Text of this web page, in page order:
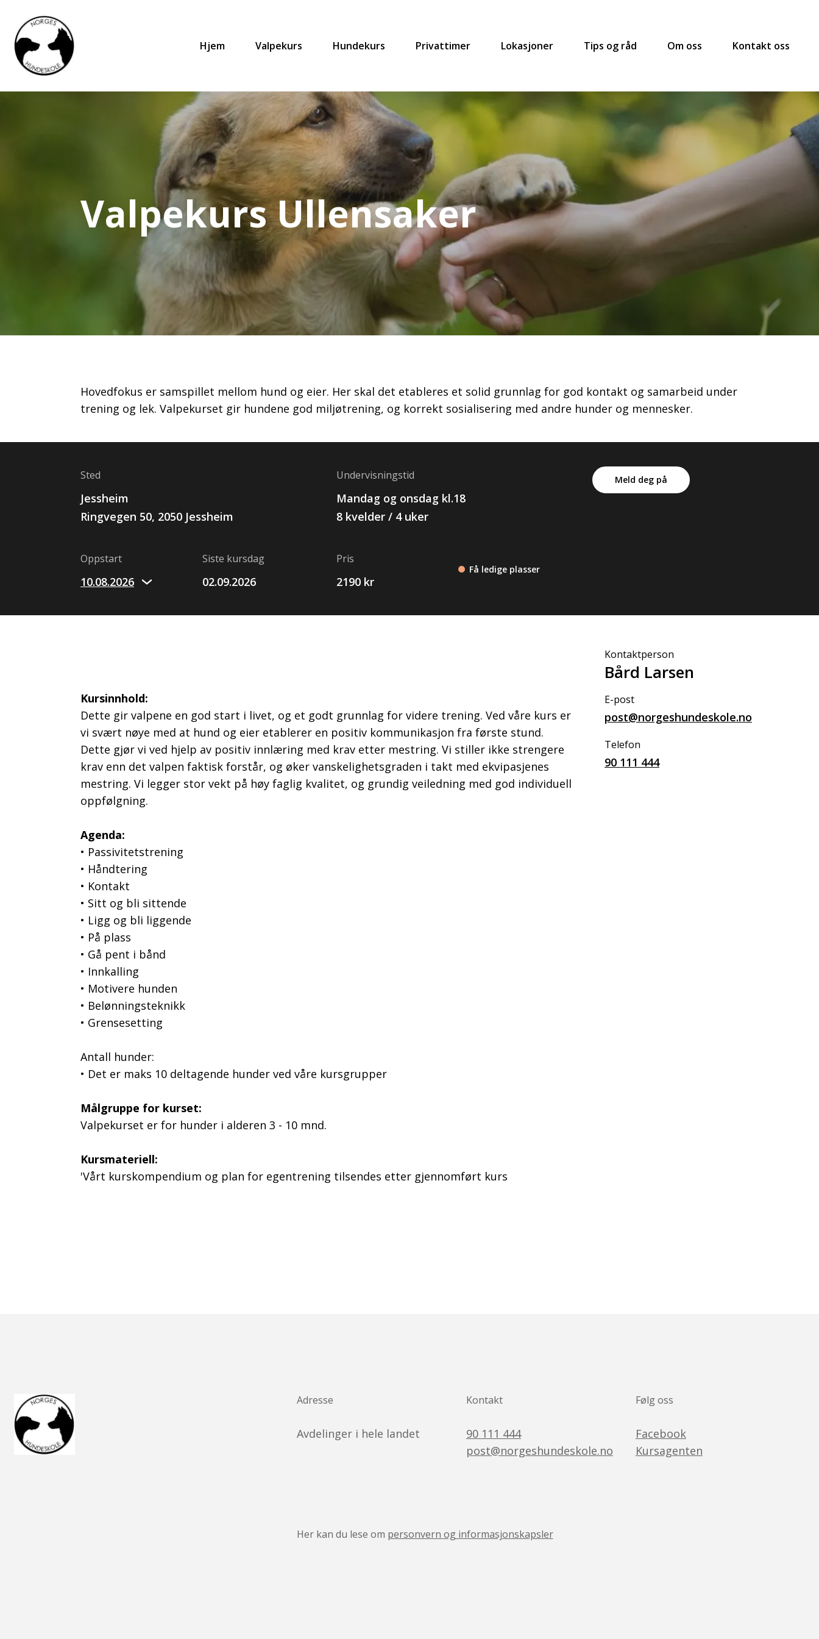
Hjem Valpekurs Hundekurs Privattimer Lokasjoner Tips og råd Om oss Kontakt oss
Valpekurs Ullensaker
Hovedfokus er samspillet mellom hund og eier. Her skal det etableres et solid grunnlag for god kontakt og samarbeid under
trening og lek. Valpekurset gir hundene god miljøtrening, og korrekt sosialisering med andre hunder og mennesker.
Sted
Jessheim
Ringvegen 50, 2050 Jessheim
Undervisningstid
Mandag og onsdag kl.18
8 kvelder / 4 uker
Meld deg på
Oppstart
10.08.2026
Siste kursdag
02.09.2026
Pris
2190 kr
Få ledige plasser
Kursinnhold:
Dette gir valpene en god start i livet, og et godt grunnlag for videre trening. Ved våre kurs er
vi svært nøye med at hund og eier etablerer en positiv kommunikasjon fra første stund.
Dette gjør vi ved hjelp av positiv innlæring med krav etter mestring. Vi stiller ikke strengere
krav enn det valpen faktisk forstår, og øker vanskelighetsgraden i takt med ekvipasjenes
mestring. Vi legger stor vekt på høy faglig kvalitet, og grundig veiledning med god individuell
oppfølgning.
Agenda:
• Passivitetstrening
• Håndtering
• Kontakt
• Sitt og bli sittende
• Ligg og bli liggende
• På plass
• Gå pent i bånd
• Innkalling
• Motivere hunden
• Belønningsteknikk
• Grensesetting
Antall hunder:
• Det er maks 10 deltagende hunder ved våre kursgrupper
Målgruppe for kurset:
Valpekurset er for hunder i alderen 3 - 10 mnd.
Kursmateriell:
'Vårt kurskompendium og plan for egentrening tilsendes etter gjennomført kurs
Kontaktperson
Bård Larsen
E-post
post@norgeshundeskole.no
Telefon
90 111 444
Adresse
Avdelinger i hele landet
Kontakt
90 111 444
post@norgeshundeskole.no
Følg oss
Facebook
Kursagenten
Her kan du lese om personvern og informasjonskapsler